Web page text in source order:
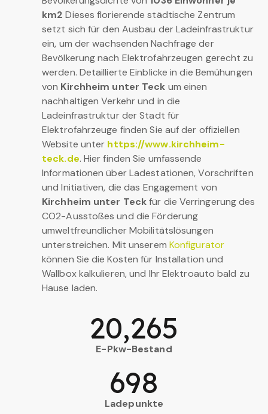
km2 Dieses florierende städtische Zentrum
setzt sich für den Ausbau der Ladeinfrastruktur
ein, um der wachsenden Nachfrage der
Bevölkerung nach Elektrofahrzeugen gerecht zu
werden. Detaillierte Einblicke in die Bemühungen
von Kirchheim unter Teck um einen
nachhaltigen Verkehr und in die
Ladeinfrastruktur der Stadt für
Elektrofahrzeuge finden Sie auf der offiziellen
Website unter https://www.kirchheim-
teck.de. Hier finden Sie umfassende
Informationen über Ladestationen, Vorschriften
und Initiativen, die das Engagement von
Kirchheim unter Teckfür die Verringerung des
CO2-Ausstoßes und die Förderung
umweltfreundlicher Mobilitätslösungen
unterstreichen. Mit unserem Konfigurator
können Sie die Kosten für Installation und
Wallbox kalkulieren, und Ihr Elektroauto bald zu
Hause laden.
E-Pkw-Bestand
20,265
Ladepunkte
698